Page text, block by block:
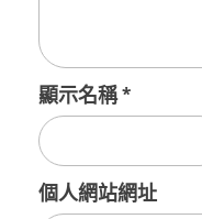
顯示名稱*
個人網站網址